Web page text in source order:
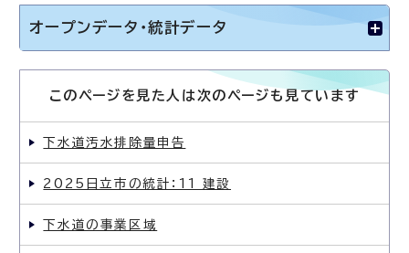
オープンデータ・統計データ
このページを見た人は次のページも見ています
下水道汚水排除量申告
2025日立市の統計：11 建設
下水道の事業区域